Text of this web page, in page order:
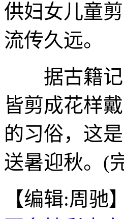
供妇女儿童
流传久远。
据古籍记
皆剪成花样
的习俗，这
送暑迎秋。(
【编辑:周驰】